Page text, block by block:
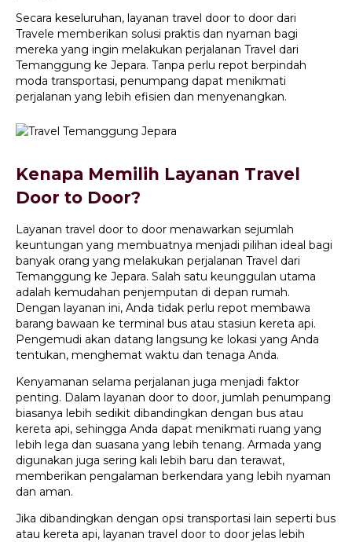
Secara keseluruhan, layanan travel door to door dari
Travele memberikan solusi praktis dan nyaman bagi
mereka yang ingin melakukan perjalanan Travel dari
Temanggung ke Jepara. Tanpa perlu repot berpindah
moda transportasi, penumpang dapat menikmati
perjalanan yang lebih efisien dan menyenangkan.
Kenapa Memilih Layanan Travel
Door to Door?
Layanan travel door to door menawarkan sejumlah
keuntungan yang membuatnya menjadi pilihan ideal bagi
banyak orang yang melakukan perjalanan Travel dari
Temanggung ke Jepara. Salah satu keunggulan utama
adalah kemudahan penjemputan di depan rumah.
Dengan layanan ini, Anda tidak perlu repot membawa
barang bawaan ke terminal bus atau stasiun kereta api.
Pengemudi akan datang langsung ke lokasi yang Anda
tentukan, menghemat waktu dan tenaga Anda.
Kenyamanan selama perjalanan juga menjadi faktor
penting. Dalam layanan door to door, jumlah penumpang
biasanya lebih sedikit dibandingkan dengan bus atau
kereta api, sehingga Anda dapat menikmati ruang yang
lebih lega dan suasana yang lebih tenang. Armada yang
digunakan juga sering kali lebih baru dan terawat,
memberikan pengalaman berkendara yang lebih nyaman
dan aman.
Jika dibandingkan dengan opsi transportasi lain seperti bus
atau kereta api, layanan travel door to door jelas lebih